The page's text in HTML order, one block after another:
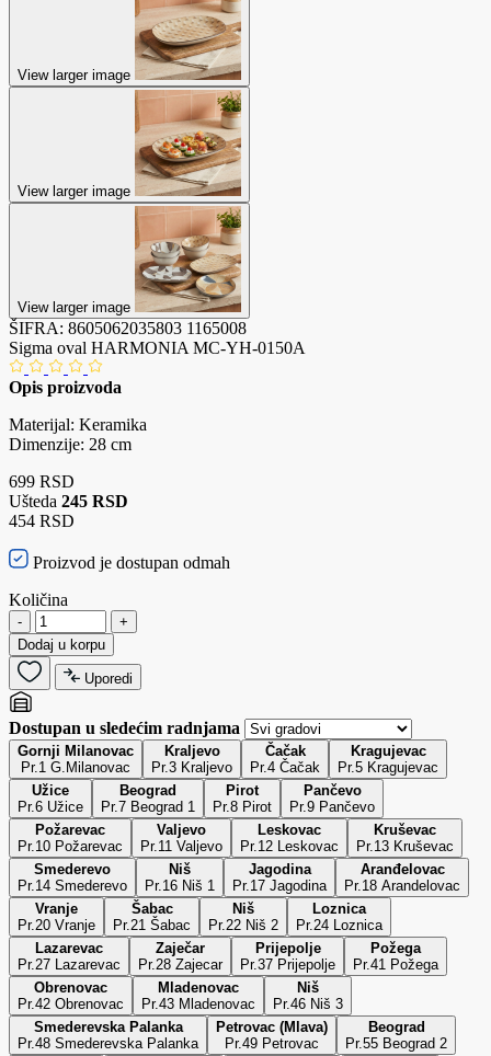
View larger image
View larger image
View larger image
ŠIFRA: 8605062035803 1165008
Sigma oval HARMONIA MC-YH-0150A
Opis proizvoda
Materijal: Keramika
Dimenzije: 28 cm
699 RSD
Ušteda 245 RSD
454 RSD
Proizvod je dostupan odmah
Količina
-
+
Dodaj u korpu
Uporedi
Dostupan u sledećim radnjama
Gornji Milanovac
Pr.1 G.Milanovac
Kraljevo
Pr.3 Kraljevo
Čačak
Pr.4 Čačak
Kragujevac
Pr.5 Kragujevac
Užice
Pr.6 Užice
Beograd
Pr.7 Beograd 1
Pirot
Pr.8 Pirot
Pančevo
Pr.9 Pančevo
Požarevac
Pr.10 Požarevac
Valjevo
Pr.11 Valjevo
Leskovac
Pr.12 Leskovac
Kruševac
Pr.13 Kruševac
Smederevo
Pr.14 Smederevo
Niš
Pr.16 Niš 1
Jagodina
Pr.17 Jagodina
Aranđelovac
Pr.18 Arandelovac
Vranje
Pr.20 Vranje
Šabac
Pr.21 Šabac
Niš
Pr.22 Niš 2
Loznica
Pr.24 Loznica
Lazarevac
Pr.27 Lazarevac
Zaječar
Pr.28 Zajecar
Prijepolje
Pr.37 Prijepolje
Požega
Pr.41 Požega
Obrenovac
Pr.42 Obrenovac
Mladenovac
Pr.43 Mladenovac
Niš
Pr.46 Niš 3
Smederevska Palanka
Pr.48 Smederevska Palanka
Petrovac (Mlava)
Pr.49 Petrovac
Beograd
Pr.55 Beograd 2